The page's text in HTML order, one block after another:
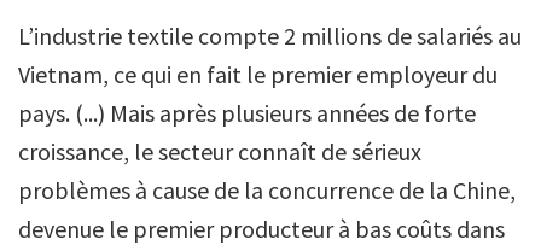
L’industrie textile compte 2 millions de salariés au
Vietnam, ce qui en fait le premier employeur du
pays. (...) Mais après plusieurs années de forte
croissance, le secteur connaît de sérieux
problèmes à cause de la concurrence de la Chine,
devenue le premier producteur à bas coûts dans